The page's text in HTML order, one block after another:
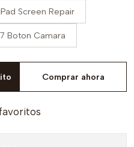
Screen Repair
Boton Camara
Comprar ahora